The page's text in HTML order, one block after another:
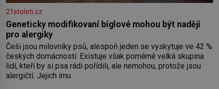
21stoleti.cz
Geneticky modifikovaní bíglové mohou být nadějí
pro alergiky
Češi jsou milovníky psů, alespoň jeden se vyskytuje ve 42 %
českých domácností. Existuje však poměrně velká skupina
lidí, kteří by si psa rádi pořídili, ale nemohou, protože jsou
alergičtí. Jejich imu